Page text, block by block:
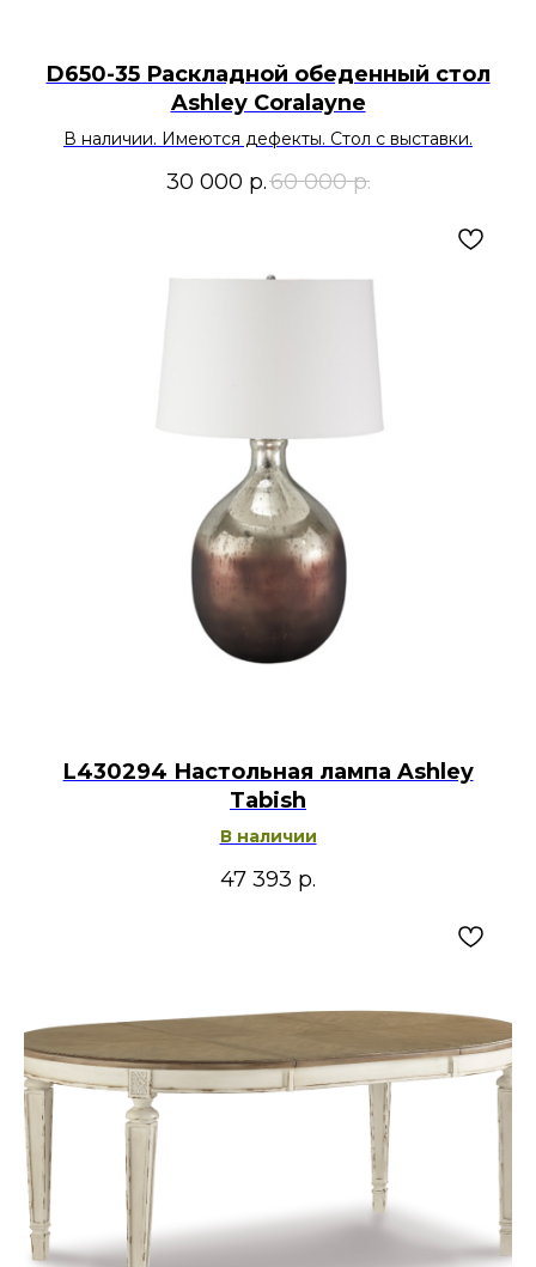
D650-35 Раскладной обеденный стол
Ashley Coralayne
В наличии. Имеются дефекты. Стол с выставки.
30 000 р.60 000 р.
L430294 Настольная лампа Ashley
Tabish
В наличии
47 393 р.